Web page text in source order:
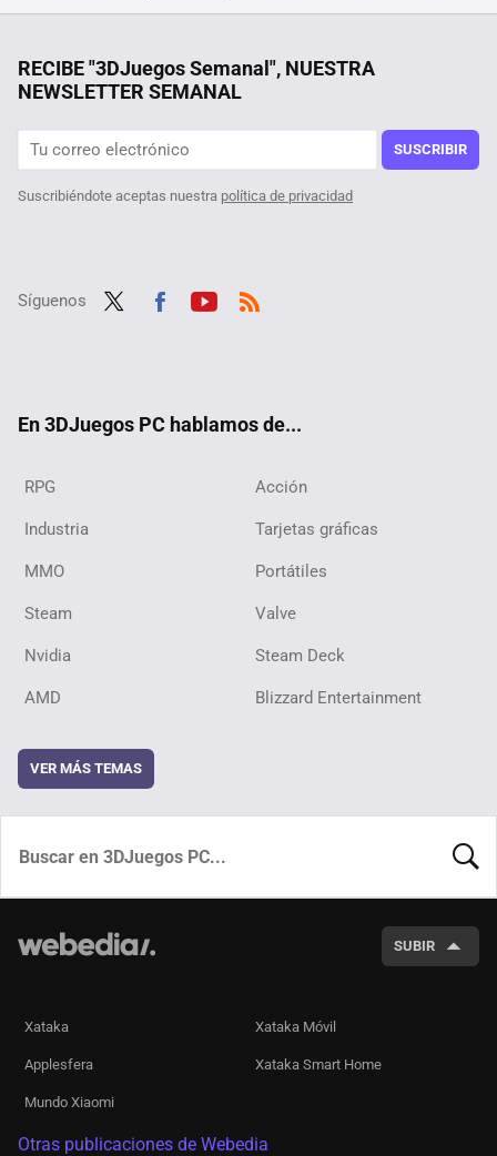
La ''instalación'' de su nueva GPU le salió más cara que los 2.000 euros que le costó, así es como no se debe poner algo en un PC
RECIBE "3DJuegos Semanal", NUESTRA
NEWSLETTER SEMANAL
SUSCRIBIR
Suscribiéndote aceptas nuestra política de privacidad
Síguenos
En 3DJuegos PC hablamos de...
RPG Acción
Industria Tarjetas gráficas
MMO Portátiles
Steam Valve
Nvidia Steam Deck
AMD Blizzard Entertainment
VER MÁS TEMAS
SUBIR
Xataka Xataka Móvil
Applesfera Xataka Smart Home
Mundo Xiaomi
Otras publicaciones de Webedia